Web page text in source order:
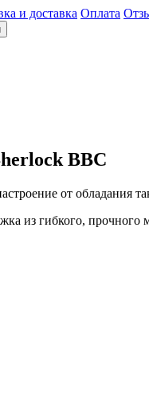
и доставка Оплата
BBC
от обладания
из гибкого,